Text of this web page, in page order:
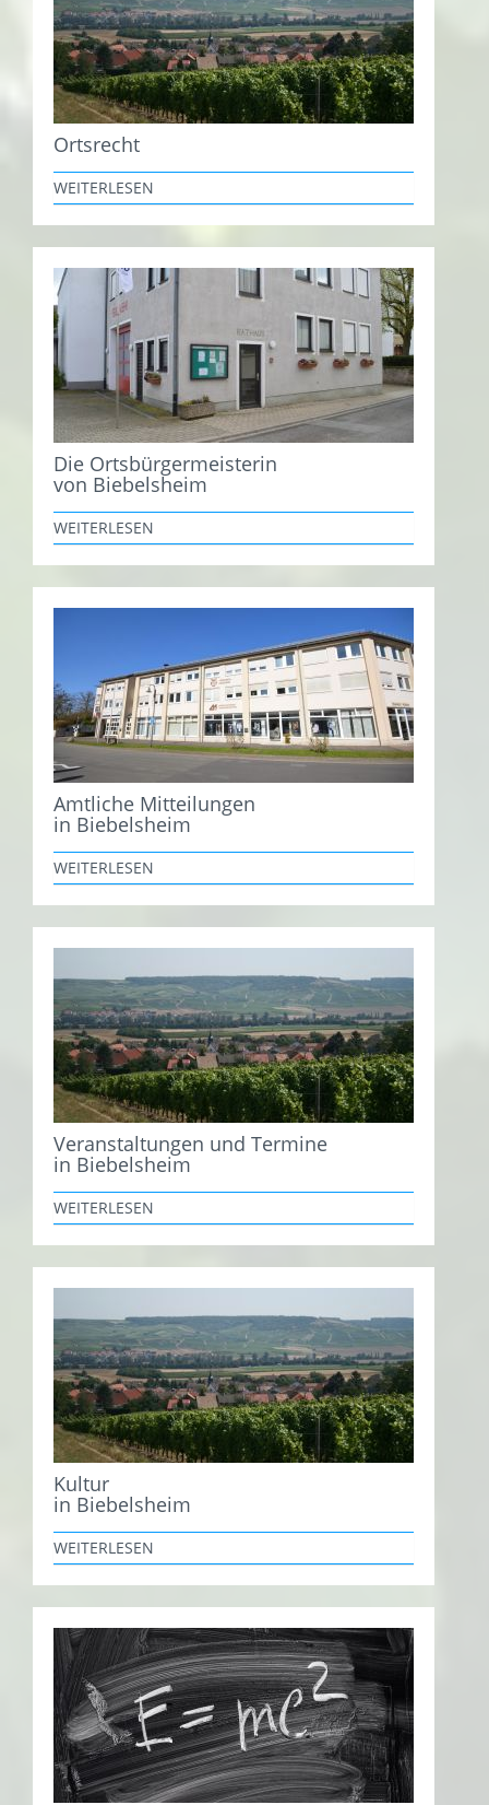
Ortsrecht
WEITERLESEN
Die Ortsbürgermeisterin
von Biebelsheim
WEITERLESEN
Amtliche Mitteilungen
in Biebelsheim
WEITERLESEN
Veranstaltungen und Termine
in Biebelsheim
WEITERLESEN
Kultur
in Biebelsheim
WEITERLESEN